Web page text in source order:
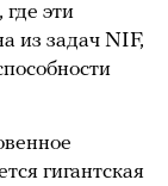
эти
из задач NIF,
гигантская